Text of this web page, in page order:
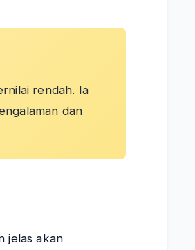
rendah. Ia
dan
jelas akan